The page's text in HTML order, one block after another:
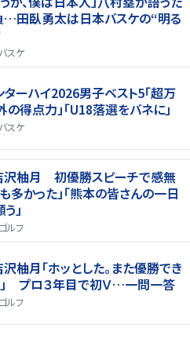
…田臥勇太は日本バスケの“明る
バスケ
ターハイ2026男子ベスト5「超万
の得点力」「U18落選をバネに」
バスケ
吉沢柚月 初優勝スピーチで感無
多かった」「熊本の皆さんの一日
」
ゴルフ
沢柚月「ホッとした。また優勝でき
」 プロ３年目で初Ｖ…一問一答
ゴルフ